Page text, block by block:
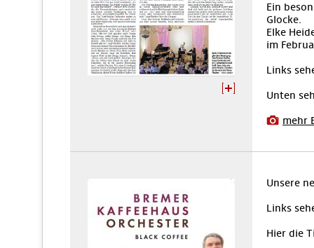
Ein
Glocke.
Elke
im
Links
Unten
mehr
Unsere
Links
Hier die